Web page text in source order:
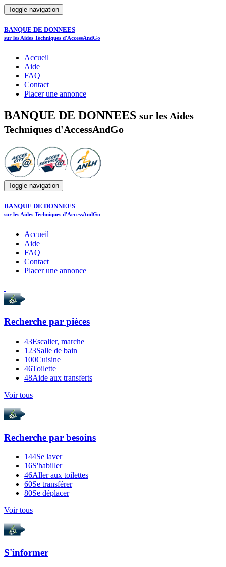
Toggle navigation
BANQUE DE DONNEES
sur les Aides Techniques d'AccessAndGo
Accueil
Aide
FAQ
Contact
Placer une annonce
BANQUE DE DONNEES sur les Aides
Techniques d'AccessAndGo
Toggle navigation
BANQUE DE DONNEES
sur les Aides Techniques d'AccessAndGo
Accueil
Aide
FAQ
Contact
Placer une annonce
Recherche par pièces
43Escalier, marche
123Salle de bain
100Cuisine
46Toilette
48Aide aux transferts
Voir tous
Recherche par besoins
144Se laver
16S'habiller
46Aller aux toilettes
60Se transférer
80Se déplacer
Voir tous
S'informer